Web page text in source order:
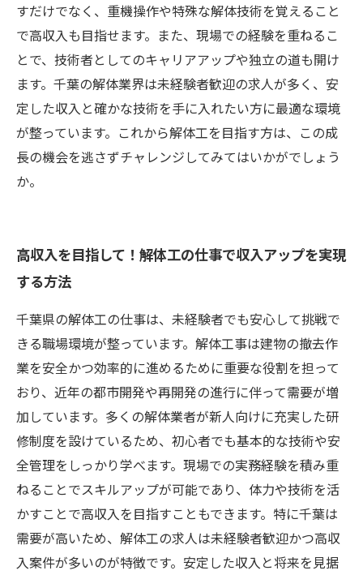
すだけでなく、重機操作や特殊な解体技術を覚えること
で高収入も目指せます。また、現場での経験を重ねるこ
とで、技術者としてのキャリアアップや独立の道も開け
ます。千葉の解体業界は未経験者歓迎の求人が多く、安
定した収入と確かな技術を手に入れたい方に最適な環境
が整っています。これから解体工を目指す方は、この成
長の機会を逃さずチャレンジしてみてはいかがでしょう
か。
高収入を目指して！解体工の仕事で収入アップを実現
する方法
千葉県の解体工の仕事は、未経験者でも安心して挑戦で
きる職場環境が整っています。解体工事は建物の撤去作
業を安全かつ効率的に進めるために重要な役割を担って
おり、近年の都市開発や再開発の進行に伴って需要が増
加しています。多くの解体業者が新人向けに充実した研
修制度を設けているため、初心者でも基本的な技術や安
全管理をしっかり学べます。現場での実務経験を積み重
ねることでスキルアップが可能であり、体力や技術を活
かすことで高収入を目指すこともできます。特に千葉は
需要が高いため、解体工の求人は未経験者歓迎かつ高収
入案件が多いのが特徴です。安定した収入と将来を見据